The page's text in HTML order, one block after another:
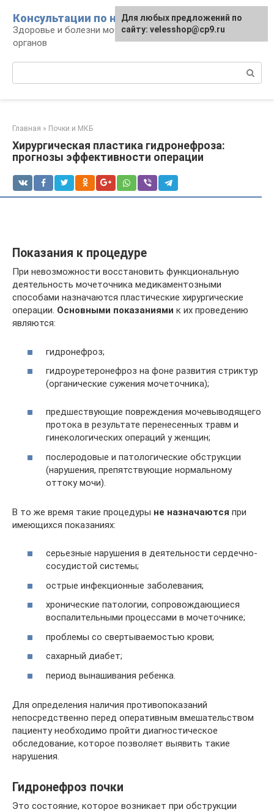
контенту
Консультации по нефрологии
Здоровье и болезни мочевыделительных
органов
Главная » Почки и МКБ
Хирургическая пластика гидронефроза:
прогнозы эффективности операции
Показания к процедуре
При невозможности восстановить функциональную
деятельность мочеточника медикаментозными
способами назначаются пластические хирургические
операции. Основными показаниями к их проведению
являются:
гидронефроз;
гидроуретеронефроз на фоне развития стриктур
(органические сужения мочеточника);
предшествующие повреждения мочевыводящего
протока в результате перенесенных травм и
гинекологических операций у женщин;
послеродовые и патологические обструкции
(нарушения, препятствующие нормальному
оттоку мочи).
В то же время такие процедуры не назначаются при
имеющихся показаниях:
серьезные нарушения в деятельности сердечно-
сосудистой системы;
острые инфекционные заболевания;
хронические патологии, сопровождающиеся
воспалительными процессами в мочеточнике;
проблемы со свертываемостью крови;
сахарный диабет;
период вынашивания ребенка.
Для определения наличия противопоказаний
непосредственно перед оперативным вмешательством
пациенту необходимо пройти диагностическое
обследование, которое позволяет выявить такие
нарушения.
Гидронефроз почки
Это состояние, которое возникает при обструкции
Для любых предложений по
сайту: velesshop@cp9.ru